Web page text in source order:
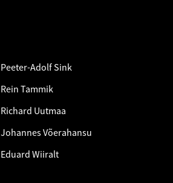
Peeter-Adolf Sink
Rein Tammik
Richard Uutmaa
Johannes Võerahansu
Eduard Wiiralt